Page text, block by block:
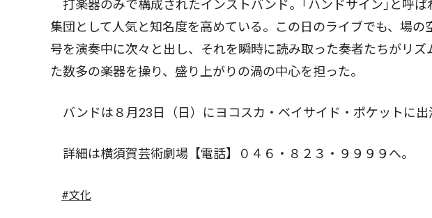
打楽器のみで構成されたインストバンド。｢ハンドサイン｣と呼
集団として人気と知名度を高めている。この日のライブでも、場
号を演奏中に次々と出し、それを瞬時に読み取った奏者たちがリ
た数多の楽器を操り、盛り上がりの渦の中心を担った。
バンドは８月23日（日）にヨコスカ・ベイサイド・ポケットに出
詳細は横須賀芸術劇場【電話】０４６・８２３・９９９９へ。
#文化